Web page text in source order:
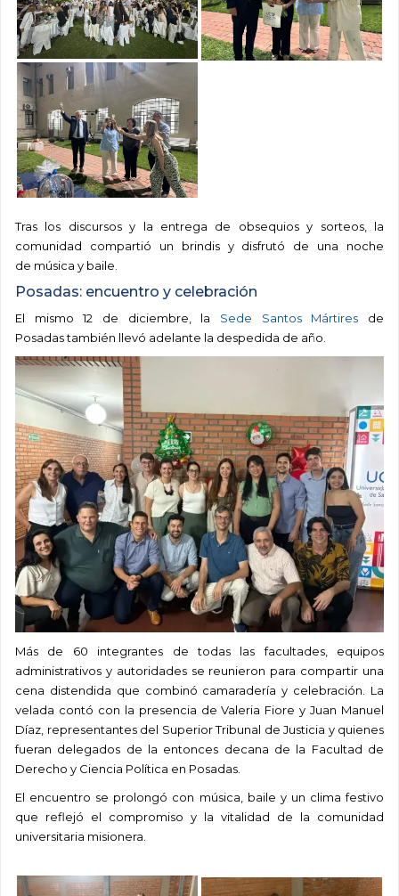
Tras los discursos y la entrega de obsequios y sorteos, la
comunidad compartió un brindis y disfrutó de una noche
de música y baile.
Posadas: encuentro y celebración
El mismo 12 de diciembre, la Sede Santos Mártires de
Posadas también llevó adelante la despedida de año.
Más de 60 integrantes de todas las facultades, equipos
administrativos y autoridades se reunieron para compartir una
cena distendida que combinó camaradería y celebración. La
velada contó con la presencia de Valeria Fiore y Juan Manuel
Díaz, representantes del Superior Tribunal de Justicia y quienes
fueran delegados de la entonces decana de la Facultad de
Derecho y Ciencia Política en Posadas.
El encuentro se prolongó con música, baile y un clima festivo
que reflejó el compromiso y la vitalidad de la comunidad
universitaria misionera.